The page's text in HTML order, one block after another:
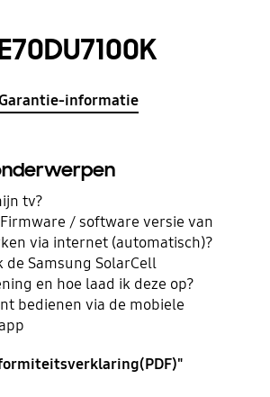
informatie
tv?
/ software versie van
via internet (automatisch)?
de Samsung SolarCell
en hoe laad ik deze op?
bedienen via de mobiele